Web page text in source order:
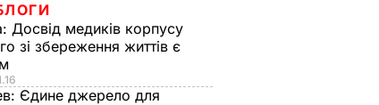
Досвід медиків корпусу
зі збереження життів є
Єдине джерело для